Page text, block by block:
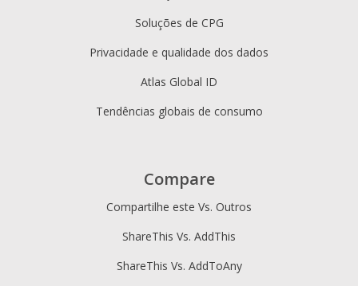
Soluções de CPG
Privacidade e qualidade dos dados
Atlas Global ID
Tendências globais de consumo
Compare
Compartilhe este Vs. Outros
ShareThis Vs. AddThis
ShareThis Vs. AddToAny